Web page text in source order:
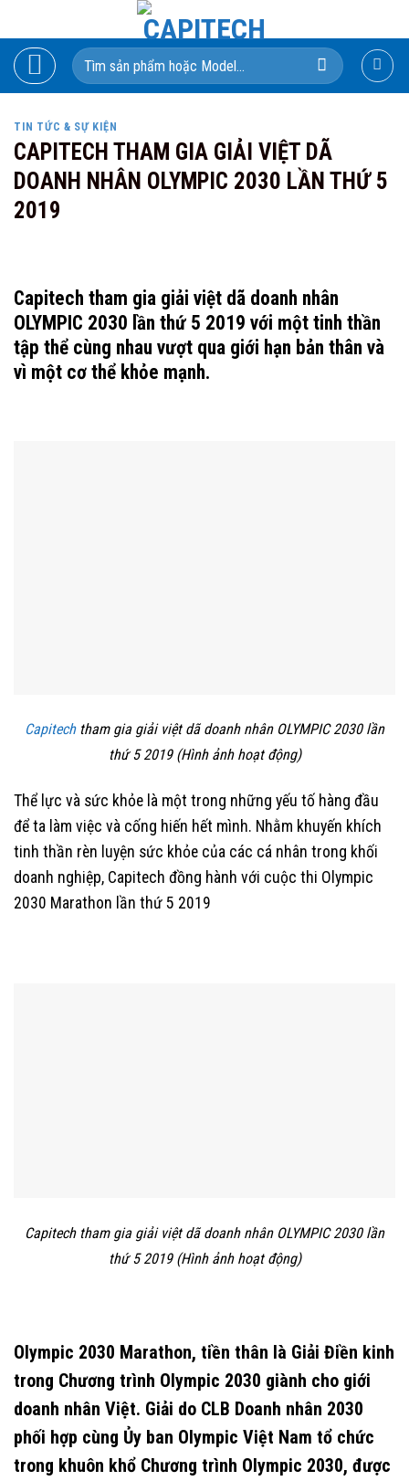
to
content
Search
for:
TIN TỨC & SỰ KIỆN
CAPITECH THAM GIA GIẢI VIỆT DÃ
DOANH NHÂN OLYMPIC 2030 LẦN THỨ 5
2019
Capitech tham gia giải việt dã doanh nhân
OLYMPIC 2030 lần thứ 5 2019 với một tinh thần
tập thể cùng nhau vượt qua giới hạn bản thân và
vì một cơ thể khỏe mạnh.
Capitechtham gia giải việt dã doanh nhân OLYMPIC 2030 lần
thứ 5 2019 (Hình ảnh hoạt động)
Thể lực và sức khỏe là một trong những yếu tố hàng đầu
để ta làm việc và cống hiến hết mình. Nhằm khuyến khích
tinh thần rèn luyện sức khỏe của các cá nhân trong khối
doanh nghiệp, Capitech đồng hành với cuộc thi Olympic
2030 Marathon lần thứ 5 2019
Capitech tham gia giải việt dã doanh nhân OLYMPIC 2030 lần
thứ 5 2019 (Hình ảnh hoạt động)
Olympic 2030 Marathon, tiền thân là Giải Điền kinh
trong Chương trình Olympic 2030 giành cho giới
doanh nhân Việt. Giải do CLB Doanh nhân 2030
phối hợp cùng Ủy ban Olympic Việt Nam tổ chức
trong khuôn khổ Chương trình Olympic 2030, được